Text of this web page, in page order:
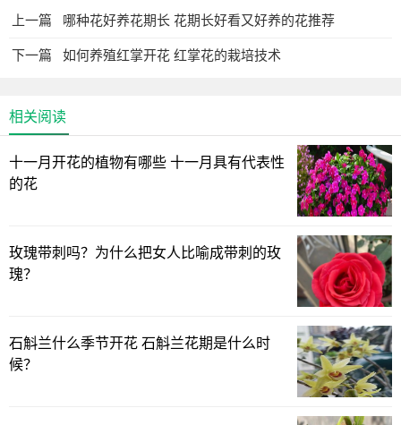
时间，这样可以促进植株光合作用从而增快生长速度。盛夏
期间应做适当遮荫，并保证良好的环境湿度和空气流通性，
三、 温度
月季虽耐寒但喜欢温暖的环境，20~27℃是大多数月季的
白昼最适温度，夜间最适温度为10~15℃。当盛夏环境温度
持续高于30℃时，月季将进入半休眠状态，开花减少，品质
枯死的风险。
上一篇 哪种花好养花期长 花期长好看又好养的花推荐
下一篇 如何养殖红掌开花 红掌花的栽培技术
相关阅读
十一月开花的植物有哪些 十一月具有代表性
的花
玫瑰带刺吗？为什么把女人比喻成带刺的玫
瑰？
石斛兰什么季节开花 石斛兰花期是什么时
候？